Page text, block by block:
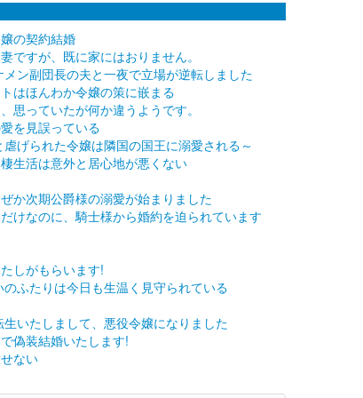
の契約結婚
ですが、既に家にはおりません。
ン副団長の夫と一夜で立場が逆転しました
はほんわか令嬢の策に嵌まる
っていたが何か違うようです。
を見誤っている
げられた令嬢は隣国の国王に溺愛される～
生活は意外と居心地が悪くない
か次期公爵様の溺愛が始まりました
けなのに、騎士様から婚約を迫られています
しがもらいます!
ふたりは今日も生温く見守られている
いたしまして、悪役令嬢になりました
偽装結婚いたします!
ない